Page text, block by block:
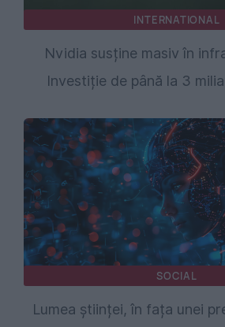
INTERNATIONAL
Nvidia susține masiv în
Investiție de până la 3
SOCIAL
Lumea științei, în fața unei